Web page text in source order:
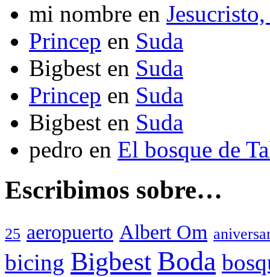
mi nombre en
Princep en Suda
Bigbest en Suda
Princep en Suda
Bigbest en Suda
pedro en El bosque de
Escribimos sobre…
25 aeropuerto Albert Om
bicing Bigbest Boda